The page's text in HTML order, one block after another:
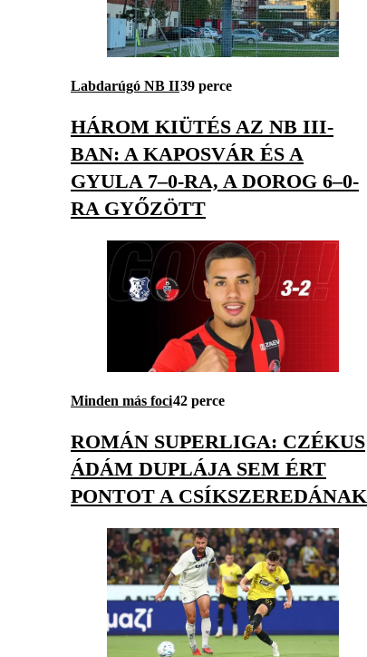
Labdarúgó NB II39 perce
HÁROM KIÜTÉS AZ NB III-
BAN: A KAPOSVÁR ÉS A
GYULA 7–0-RA, A DOROG 6–0-
RA GYŐZÖTT
Minden más foci42 perce
ROMÁN SUPERLIGA: CZÉKUS
ÁDÁM DUPLÁJA SEM ÉRT
PONTOT A CSÍKSZEREDÁNAK